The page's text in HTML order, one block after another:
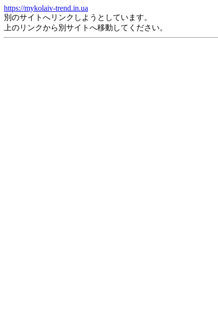
https://mykolaiv-trend.in.ua
別のサイトへリンクしようとしています。
上のリンクから別サイトへ移動してください。